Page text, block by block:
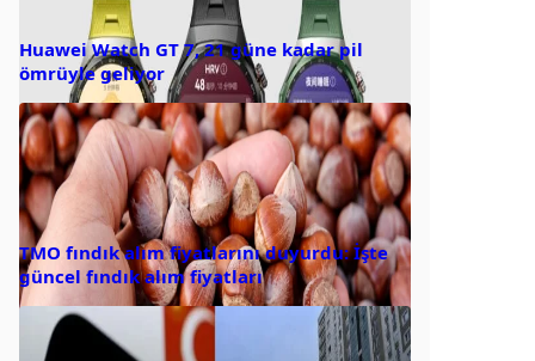
Huawei Watch GT 7, 21 güne kadar pil
ömrüyle geliyor
TMO fındık alım fiyatlarını duyurdu: İşte
güncel fındık alım fiyatları